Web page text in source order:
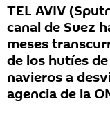
TEL AVIV
canal de Suez
meses
de los hutíes
navieros a
agencia de la